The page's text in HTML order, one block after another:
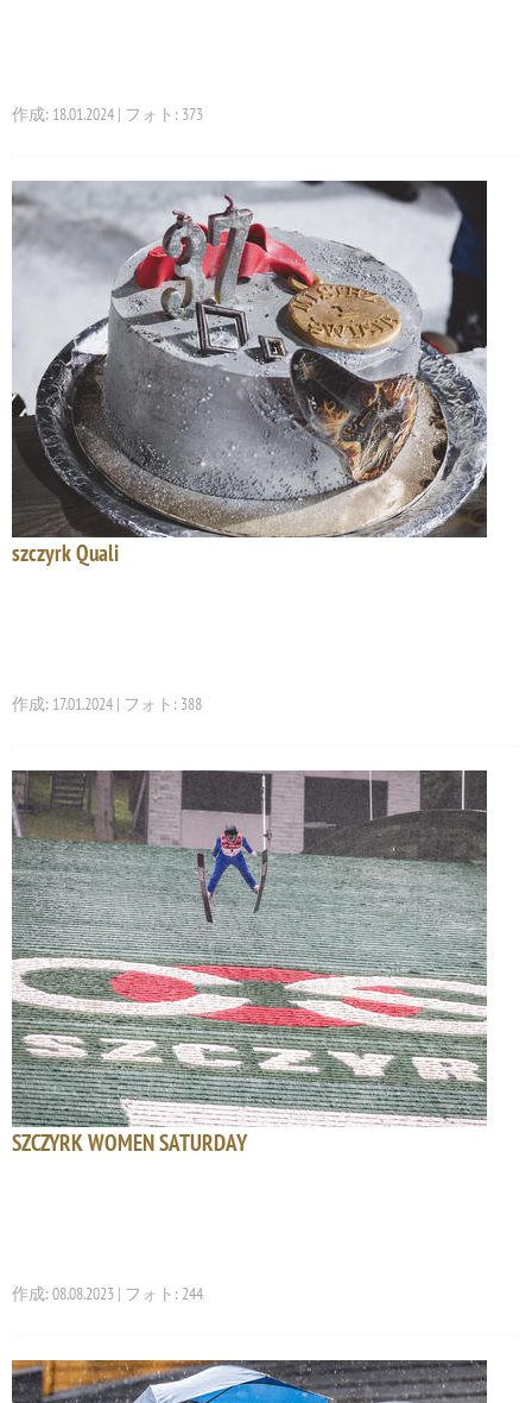
作成: 18.01.2024 | フォト: 373
szczyrk Quali
作成: 17.01.2024 | フォト: 388
SZCZYRK WOMEN SATURDAY
作成: 08.08.2023 | フォト: 244